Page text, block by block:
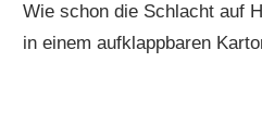
Wie schon die Schlacht auf
in einem aufklappbaren